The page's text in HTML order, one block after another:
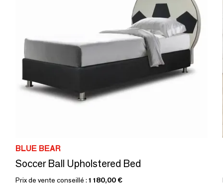
BLUE BEAR
Soccer Ball Upholstered Bed
Prix de vente conseillé : 1 180,00 €